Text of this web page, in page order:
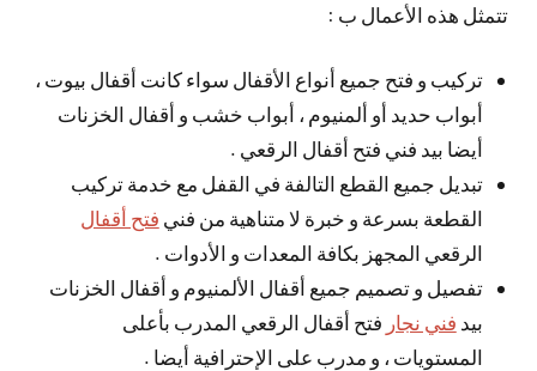
تتمثل هذه الأعمال ب :
تركيب و فتح جميع أنواع الأقفال سواء كانت أقفال بيوت ،
أبواب حديد أو ألمنيوم ، أبواب خشب و أقفال الخزنات
أيضا بيد فني فتح أقفال الرقعي .
تبديل جميع القطع التالفة في القفل مع خدمة تركيب
القطعة بسرعة و خبرة لا متناهية من فني فتح أقفال
الرقعي المجهز بكافة المعدات و الأدوات .
تفصيل و تصميم جميع أقفال الألمنيوم و أقفال الخزنات
بيد فني نجار فتح أقفال الرقعي المدرب بأعلى
المستويات ، و مدرب على الإحترافية أيضا .